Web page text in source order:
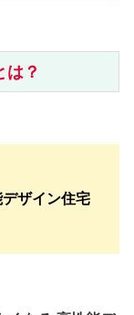
は？
デザイン住宅